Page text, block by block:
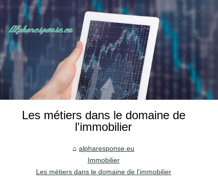
Les métiers dans le domaine de
l'immobilier
alpharesponse.eu
Immobilier
Les métiers dans le domaine de l'immobilier